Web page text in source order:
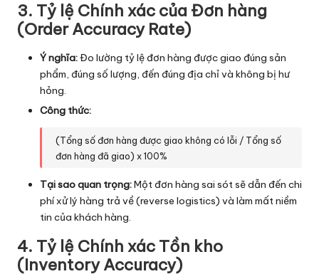
3. Tỷ lệ Chính xác của Đơn hàng
(Order Accuracy Rate)
Ý nghĩa:Đo lường tỷ lệ đơn hàng được giao đúng sản
phẩm, đúng số lượng, đến đúng địa chỉ và không bị hư
hỏng.
Công thức:
(Tổng số đơn hàng được giao không có lỗi / Tổng số
đơn hàng đã giao) x 100%
Tại sao quan trọng:Một đơn hàng sai sót sẽ dẫn đến chi
phí xử lý hàng trả về (reverse logistics) và làm mất niềm
tin của khách hàng.
4. Tỷ lệ Chính xác Tồn kho
(Inventory Accuracy)